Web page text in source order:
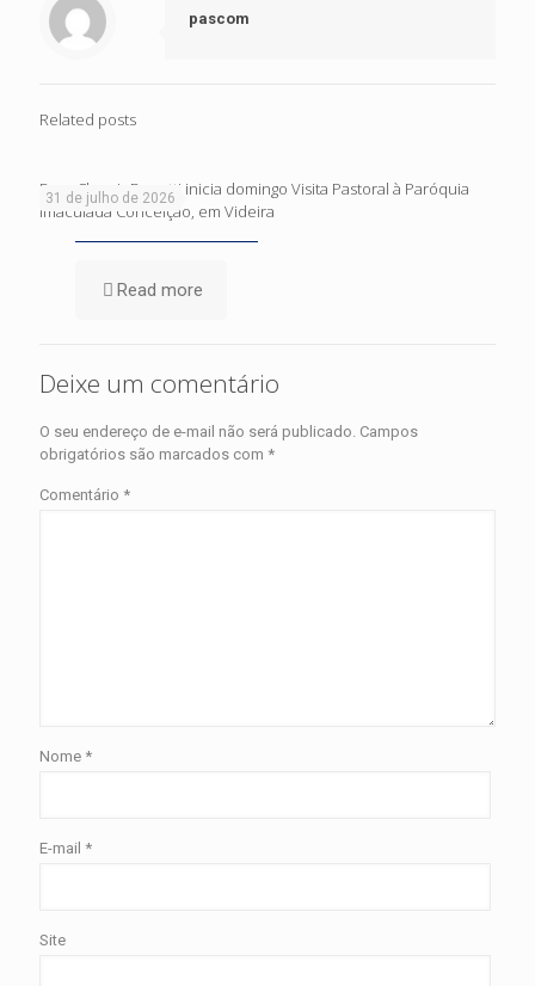
pascom
Related posts
31 de julho de 2026
Dom Cleocir Bonetti inicia domingo Visita Pastoral à Paróquia
Imaculada Conceição, em Videira
Read more
Deixe um comentário
O seu endereço de e-mail não será publicado. Campos
obrigatórios são marcados com *
Comentário *
Nome *
E-mail *
Site